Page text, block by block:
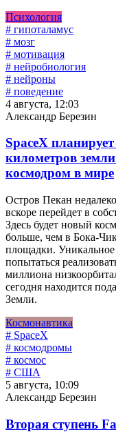
Психология
# гипоталамус
# мозг
# мотивация
# нейробиология
# нейроны
# поведение
4 августа, 12:03
Александр Березин
SpaceX
километров
космодром в мире
Остров Пекан
вскоре перейдет в
Здесь будет новый
больше, чем в Бока-
площадки.
попытаться
миллиона
сегодня находится
Земли.
Космонавтика
# SpaceX
# космодромы
# космос
# США
5 августа, 10:09
Александр Березин
Вторая ступень